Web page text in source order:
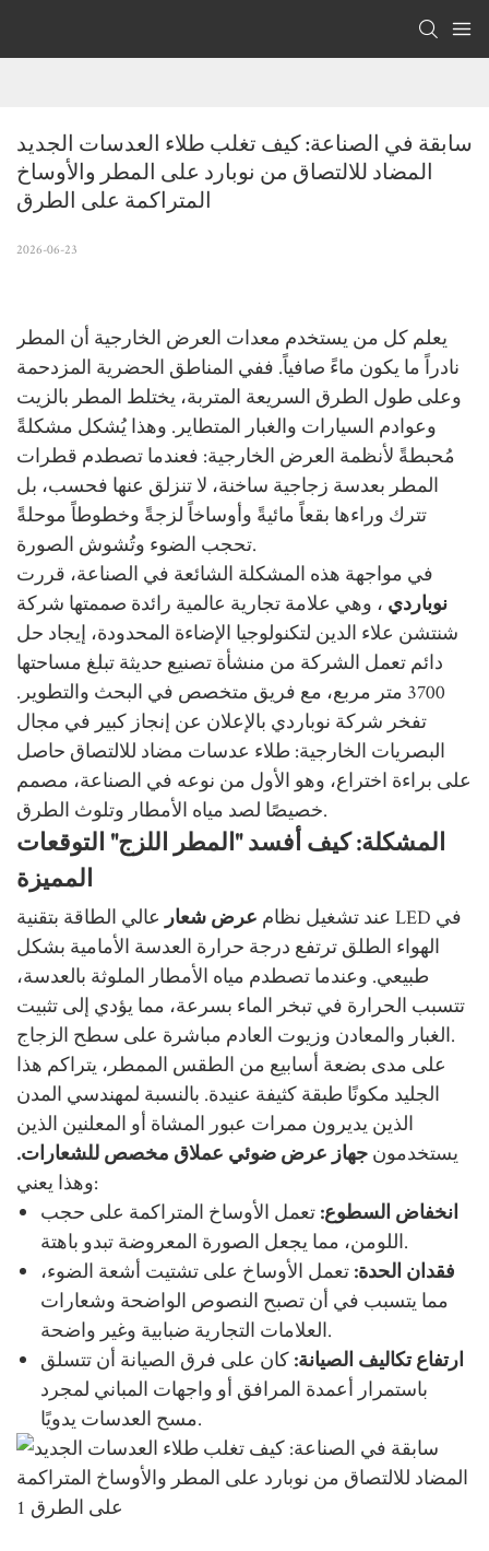
سابقة في الصناعة: كيف تغلب طلاء العدسات الجديد
المضاد للالتصاق من نوبارد على المطر والأوساخ
المتراكمة على الطرق
2026-06-23
يعلم كل من يستخدم معدات العرض الخارجية أن المطر
نادراً ما يكون ماءً صافياً. ففي المناطق الحضرية المزدحمة
وعلى طول الطرق السريعة المتربة، يختلط المطر بالزيت
وعوادم السيارات والغبار المتطاير. وهذا يُشكل مشكلةً
مُحبطةً لأنظمة العرض الخارجية: فعندما تصطدم قطرات
المطر بعدسة زجاجية ساخنة، لا تنزلق عنها فحسب، بل
تترك وراءها بقعاً مائيةً وأوساخاً لزجةً وخطوطاً موحلةً
تحجب الضوء وتُشوش الصورة.
في مواجهة هذه المشكلة الشائعة في الصناعة، قررت
نوباردي ، وهي علامة تجارية عالمية رائدة صممتها شركة
شنتشن علاء الدين لتكنولوجيا الإضاءة المحدودة، إيجاد حل
دائم تعمل الشركة من منشأة تصنيع حديثة تبلغ مساحتها
3700 متر مربع، مع فريق متخصص في البحث والتطوير.
تفخر شركة نوباردي بالإعلان عن إنجاز كبير في مجال
البصريات الخارجية: طلاء عدسات مضاد للالتصاق حاصل
على براءة اختراع، وهو الأول من نوعه في الصناعة، مصمم
خصيصًا لصد مياه الأمطار وتلوث الطرق.
المشكلة: كيف أفسد "المطر اللزج" التوقعات
المميزة
عند تشغيل نظام عرض شعار عالي الطاقة بتقنية LED في
الهواء الطلق ترتفع درجة حرارة العدسة الأمامية بشكل
طبيعي. وعندما تصطدم مياه الأمطار الملوثة بالعدسة،
تتسبب الحرارة في تبخر الماء بسرعة، مما يؤدي إلى تثبيت
الغبار والمعادن وزيوت العادم مباشرة على سطح الزجاج.
على مدى بضعة أسابيع من الطقس الممطر، يتراكم هذا
الجليد مكونًا طبقة كثيفة عنيدة. بالنسبة لمهندسي المدن
الذين يديرون ممرات عبور المشاة أو المعلنين الذين
يستخدمون جهاز عرض ضوئي عملاق مخصص للشعارات.
وهذا يعني:
انخفاض السطوع: تعمل الأوساخ المتراكمة على حجب
اللومن، مما يجعل الصورة المعروضة تبدو باهتة.
فقدان الحدة: تعمل الأوساخ على تشتيت أشعة الضوء،
مما يتسبب في أن تصبح النصوص الواضحة وشعارات
العلامات التجارية ضبابية وغير واضحة.
ارتفاع تكاليف الصيانة: كان على فرق الصيانة أن تتسلق
باستمرار أعمدة المرافق أو واجهات المباني لمجرد
مسح العدسات يدويًا.